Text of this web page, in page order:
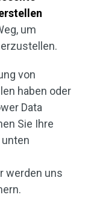
um
von
haben oder
Data
Sie Ihre
werden uns